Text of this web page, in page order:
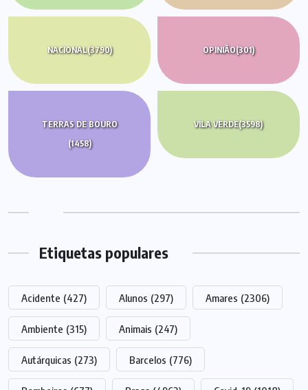
NACIONAL(3790) OPINIÃO(301)
TERRAS DE BOURO
(1458)
VILA VERDE(3598)
Etiquetas populares
Acidente (427) Alunos (297) Amares (2306)
Ambiente (315) Animais (247)
Autárquicas (273) Barcelos (776)